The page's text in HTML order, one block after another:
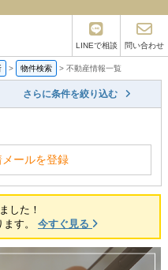
LINEで相談 問い合わせ
> 物件検索 > 不動産情報一覧
さらに条件を絞り込む
ールを登録
した！
ます。 今すぐ見る